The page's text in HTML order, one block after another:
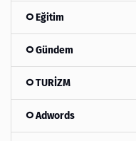
Eğitim
Gündem
TURİZM
Adwords